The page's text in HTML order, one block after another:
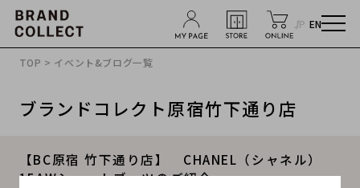
JP EN
TOP > イベント&ブログ一覧
ブランドコレクト原宿竹下通り店
【BC原宿 竹下通り店】 CHANEL（シャネル）
15AWショートブーツのご紹介。